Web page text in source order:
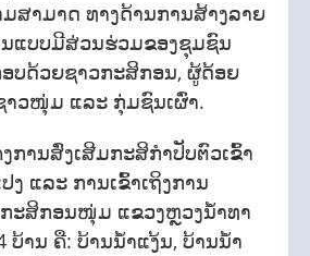
ສາມາດ ທາງດ້ານການສ້າງລາຍ
ແບບມີສ່ວນຮ່ວມຂອງຊຸມຊົນ
ບດ້ວຍຊາວກະສິກອນ, ຜູ້ດ້ອຍ
າວໜຸ່ມ ແລະ ກຸ່ມຊົນເຜົ່າ.
ການສົ່ງເສີມກະສິກຳປັບຕົວເຂົ້າ
ງ ແລະ ການເຂົ້າເຖິງການ
ະສິກອນໜຸ່ມ ແຂວງຫຼວງນໍ້າທາ
ບ້ານ ຄື: ບ້ານນໍ້າແງ້ນ, ບ້ານນໍ້າ